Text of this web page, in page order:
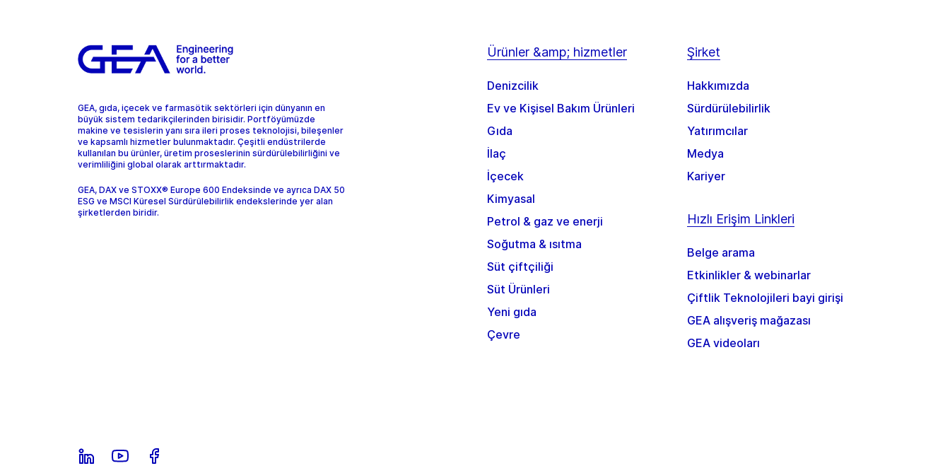
GEA, gıda, içecek ve farmasötik sektörleri için dünyanın en
büyük sistem tedarikçilerinden birisidir. Portföyümüzde
makine ve tesislerin yanı sıra ileri proses teknolojisi, bileşenler
ve kapsamlı hizmetler bulunmaktadır. Çeşitli endüstrilerde
kullanılan bu ürünler, üretim proseslerinin sürdürülebilirliğini ve
verimliliğini global olarak arttırmaktadır.
GEA, DAX ve STOXX® Europe 600 Endeksinde ve ayrıca DAX 50
ESG ve MSCI Küresel Sürdürülebilirlik endekslerinde yer alan
şirketlerden biridir.
Ürünler &amp; hizmetler
Denizcilik
Ev ve Kişisel Bakım Ürünleri
Gıda
İlaç
İçecek
Kimyasal
Petrol & gaz ve enerji
Soğutma & ısıtma
Süt çiftçiliği
Süt Ürünleri
Yeni gıda
Çevre
Şirket
Hakkımızda
Sürdürülebilirlik
Yatırımcılar
Medya
Kariyer
Hızlı Erişim Linkleri
Belge arama
Etkinlikler & webinarlar
Çiftlik Teknolojileri bayi girişi
GEA alışveriş mağazası
GEA videoları